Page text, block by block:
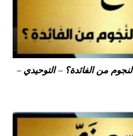
من الفائدة؟ – التوحيدي –